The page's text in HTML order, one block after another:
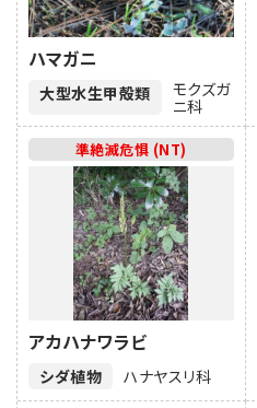
大型水生甲殻類
ハマガニ
モクズガ
ニ科
シダ植物
アカハナワラビ
ハナヤスリ科
準絶滅危惧 (NT)